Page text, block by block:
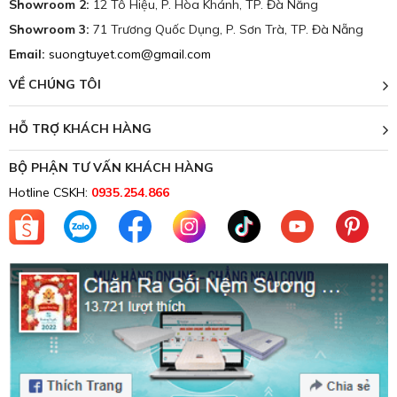
Chăn ga lụa luôn mang đến vẻ đẹp độc nhất.
Trên đây là những thông tin vềbộ chăn ga gối lụa Luxury
, hy vọng sản phẩm này sẽ là sự lựa chọn sáng suốt và
đáng chú ý, đem đến cho bạn và gia đình những giấc ngủ
Showroom 2: 12 Tô Hiệu, P. Hòa Khánh, TP. Đà Nẵng
Showroom 3: 71 Trương Quốc Dụng, P. Sơn Trà, TP. Đà Nẵng
Email: suongtuyet.com@gmail.com
VỀ CHÚNG TÔI
HỖ TRỢ KHÁCH HÀNG
BỘ PHẬN TƯ VẤN KHÁCH HÀNG
Hotline CSKH: 0935.254.866